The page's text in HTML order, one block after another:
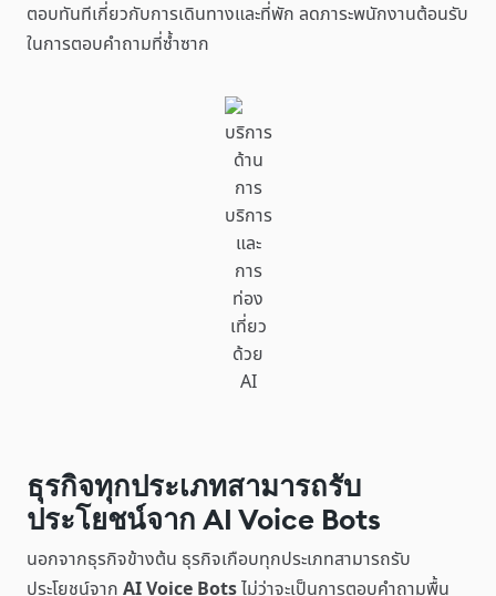
ตอบทันทีเกี่ยวกับการเดินทางและที่พัก ลดภาระพนักงานต้อนรับ
ในการตอบคำถามที่ซ้ำซาก
บริการ
ด้าน
การ
บริการ
และ
การ
ท่อง
เที่ยว
ด้วย
AI
ธุรกิจทุกประเภทสามารถรับ
ประโยชน์จาก AI Voice Bots
นอกจากธุรกิจข้างต้น ธุรกิจเกือบทุกประเภทสามารถรับ
ประโยชน์จาก AI Voice Botsไม่ว่าจะเป็นการตอบคำถามพื้น